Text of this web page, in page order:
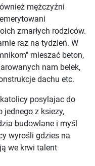
mężczyźni
zmarłych rodziców.
raz na tydzień. W
mieszać beton,
nam belek,
dachu etc.
posylajac do
jednego z ksiezy,
budowlane i myśl
wyrośli gdzies na
we krwi talent